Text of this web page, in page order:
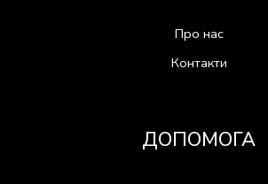
Про нас
Контакти
ДОПОМОГА